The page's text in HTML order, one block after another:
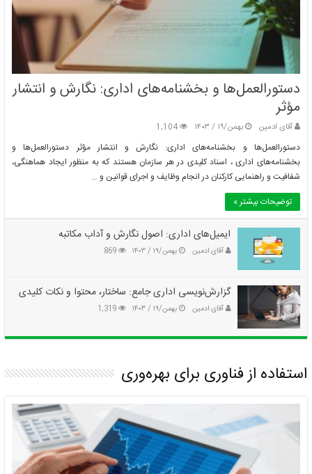
چگونه حل مسئله می‌تواند به ما در رسیدن به موفقیت کمک کند؟
بهمن/۱۹ / ۱۴۰۳
چرا حل مسئله مهم است؟ نقش آن در زندگی فردی و اجتماعی
بهمن/۱۹ / ۱۴۰۳
چگونه از اشتباهات شناختی در تعریف مسئله پرهیز کنیم؟
بهمن/۱۹ / ۱۴۰۳
دستورالعمل‌ها و بخشنامه‌های اداری: نگارش و انتشار
مؤثر
آقای ادمین بهمن/۱۹ / ۱۴۰۳ 1,104
دستورالعمل‌ها و بخشنامه‌های اداری: نگارش و انتشار مؤثر دستورالعمل‌ها و
بخشنامه‌های اداری ، اسناد کلیدی در هر سازمان هستند که به منظور ایجاد هماهنگی،
شفافیت و راهنمایی کارکنان در انجام وظایف و اجرای قوانین و …
توضیحات بیشتر »
ایمیل‌های اداری: اصول نگارش و آداب مکاتبه
آقای ادمین بهمن/۱۹ / ۱۴۰۳ 869
گزارش‌نویسی اداری جامع: ساختار، محتوا و نکات کلیدی
آقای ادمین بهمن/۱۹ / ۱۴۰۳ 1,319
استفاده از فناوری برای بهره‌وری